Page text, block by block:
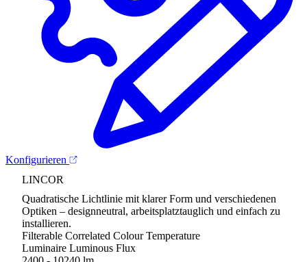
Konfigurieren
LINCOR
Quadratische Lichtlinie mit klarer Form und verschiedenen
Optiken – designneutral, arbeitsplatztauglich und einfach zu
installieren.
Filterable Correlated Colour Temperature
Luminaire Luminous Flux